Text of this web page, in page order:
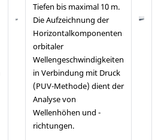
Tiefen bis maximal 10 m.
Die Aufzeichnung der
Horizontalkomponenten
orbitaler
Wellengeschwindigkeiten
in Verbindung mit Druck
(PUV-Methode) dient der
Analyse von
Wellenhöhen und -
richtungen.